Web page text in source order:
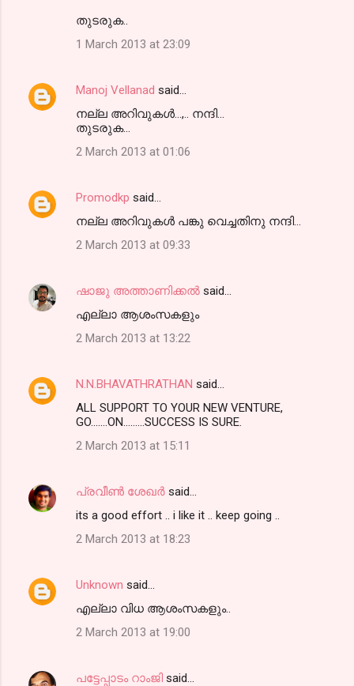
തുടരുക..
1 March 2013 at 23:09
Manoj Vellanad said…
നല്ല അറിവുകള്‍...,.. നന്ദി...
തുടരുക...
2 March 2013 at 01:06
Promodkp said…
നല്ല അറിവുകള്‍ പങ്കു വെച്ചതിനു നന്ദി...
2 March 2013 at 09:33
ഷാജു അത്താണിക്കല്‍ said…
എല്ലാ ആശംസകളും
2 March 2013 at 13:22
N.N.BHAVATHRATHAN said…
ALL SUPPORT TO YOUR NEW VENTURE,
GO.......ON.........SUCCESS IS SURE.
2 March 2013 at 15:11
പ്രവീണ്‍ ശേഖര്‍ said…
its a good effort .. i like it .. keep going ..
2 March 2013 at 18:23
Unknown said…
എല്ലാ വിധ ആശംസകളും..
2 March 2013 at 19:00
പട്ടേപ്പാടം റാംജി said…